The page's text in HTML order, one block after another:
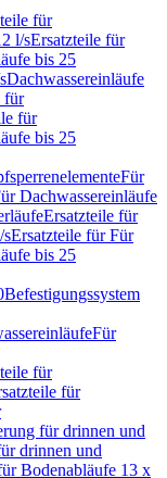
für
l/sErsatzteile für
bis 25
Dachwassereinläufe
für
für
bis 25
Für
Dachwassereinläufe
Ersatzteile für
sErsatzteile für Für
bis 25
Befestigungssystem
Für
für
für
für drinnen und
drinnen und
Bodenabläufe 13 x